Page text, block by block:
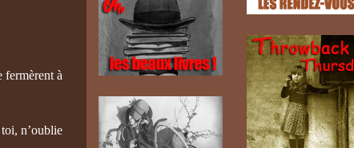
fermèrent à
n’oublie